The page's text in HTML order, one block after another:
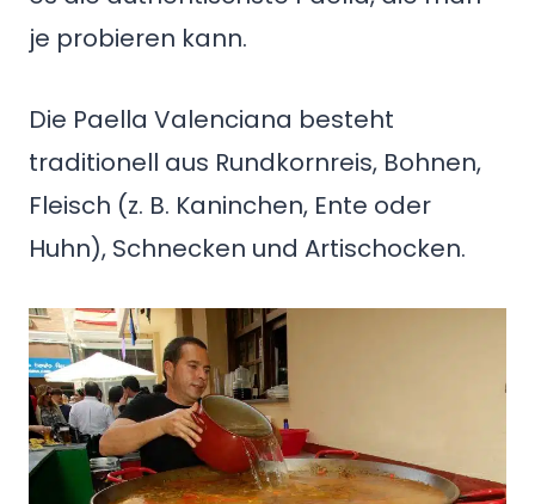
je probieren kann.
Die Paella Valenciana besteht
traditionell aus Rundkornreis, Bohnen,
Fleisch (z. B. Kaninchen, Ente oder
Huhn), Schnecken und Artischocken.